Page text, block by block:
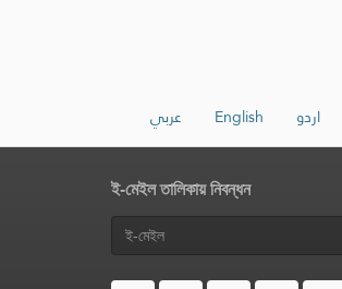
عربي English اردو
ই-মেইল তালিকায় নিবন্ধন